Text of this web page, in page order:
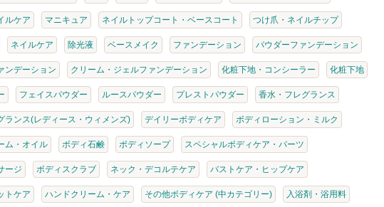
ルケア マニキュア ネイルトップコート・ベースコート つけ爪・ネイルチップ
ネイルケア 除光液 ベースメイク ファンデーション パウダーファンデーション
ンデーション クリーム・ジェルファンデーション 化粧下地・コンシーラー 化粧下地
フェイスパウダー ルースパウダー プレストパウダー 香水・フレグランス
ランス(レディース・ウィメンズ) デイリーボディケア ボディローション・ミルク
ム・オイル ボディ石鹸 ボディソープ スペシャルボディケア・パーツ
ージ ボディスクラブ ネック・デコルテケア バストケア・ヒップケア
トケア ハンドクリーム・ケア その他ボディケア (中カテゴリー) 入浴剤・浴用料